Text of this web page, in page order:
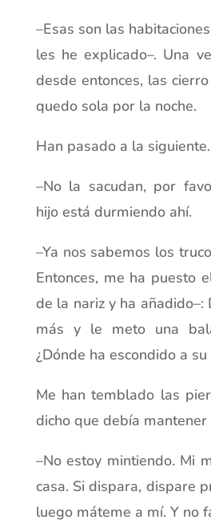
–Esas son las
les he explicado–. Una
desde entonces, las
quedo sola por la noche.
Han pasado a la siguiente.
–No la sacudan, por
hijo está durmiendo ahí.
–Ya nos sabemos los
Entonces, me ha puesto
de la nariz y ha añadido–:
más y le meto una
¿Dónde ha escondido a
Me han temblado las
dicho que debía mantener
–No estoy mintiendo. Mi
casa. Si dispara, dispare
luego máteme a mí. Y no